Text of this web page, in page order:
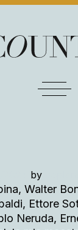
by
Walter
Ettore
Neruda,